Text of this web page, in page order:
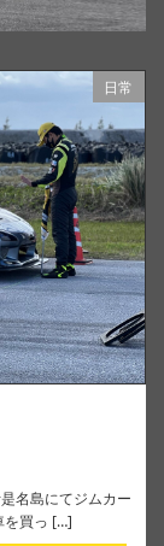
日常
名島にてジムカー
を買っ […]